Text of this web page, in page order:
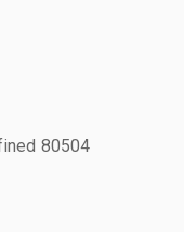
80504